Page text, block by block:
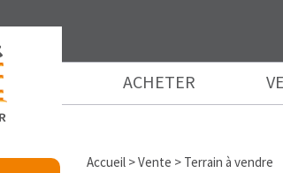
ACHETER
Accueil >Vente > Terrain à vendre